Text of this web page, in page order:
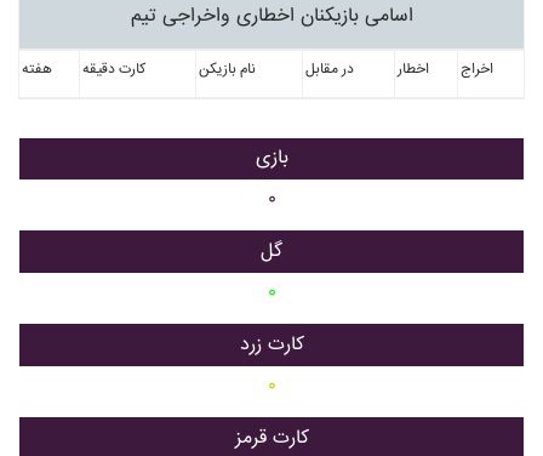
اسامی بازیکنان اخطاری واخراجی تیم
هفته کارت دقیقه نام بازیکن در مقابل اخطار اخراج
بازی
۰
گل
۰
کارت زرد
۰
کارت قرمز